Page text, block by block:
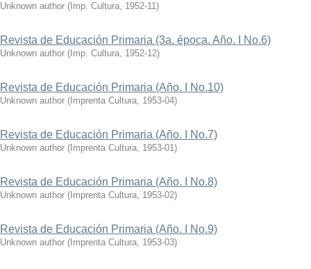
Unknown author ( Imp. Cultura, 1952-11)
Revista de Educación Primaria (3a. época. Año. I No.6)
Unknown author ( Imp. Cultura, 1952-12)
Revista de Educación Primaria (Año. I No.10)
Unknown author ( Imprenta Cultura, 1953-04)
Revista de Educación Primaria (Año. I No.7)
Unknown author ( Imprenta Cultura, 1953-01)
Revista de Educación Primaria (Año. I No.8)
Unknown author ( Imprenta Cultura, 1953-02)
Revista de Educación Primaria (Año. I No.9)
Unknown author ( Imprenta Cultura, 1953-03)